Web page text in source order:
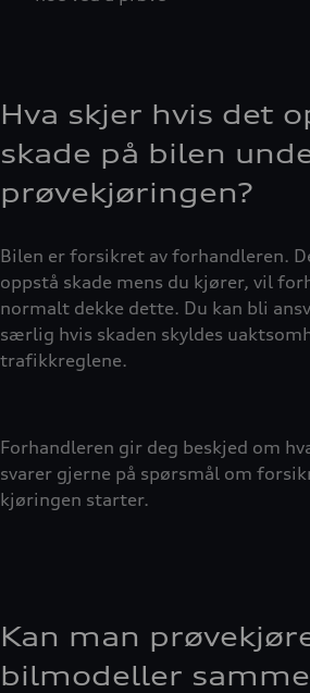
Hva skjer hvis det
skade på bilen
prøvekjøringen?
Bilen er forsikret av forhandleren.
oppstå skade mens du kjører, vil
normalt dekke dette. Du kan bli
særlig hvis skaden skyldes
trafikkreglene.
Forhandleren gir deg beskjed om
svarer gjerne på spørsmål om
kjøringen starter.
Kan man
bilmodeller